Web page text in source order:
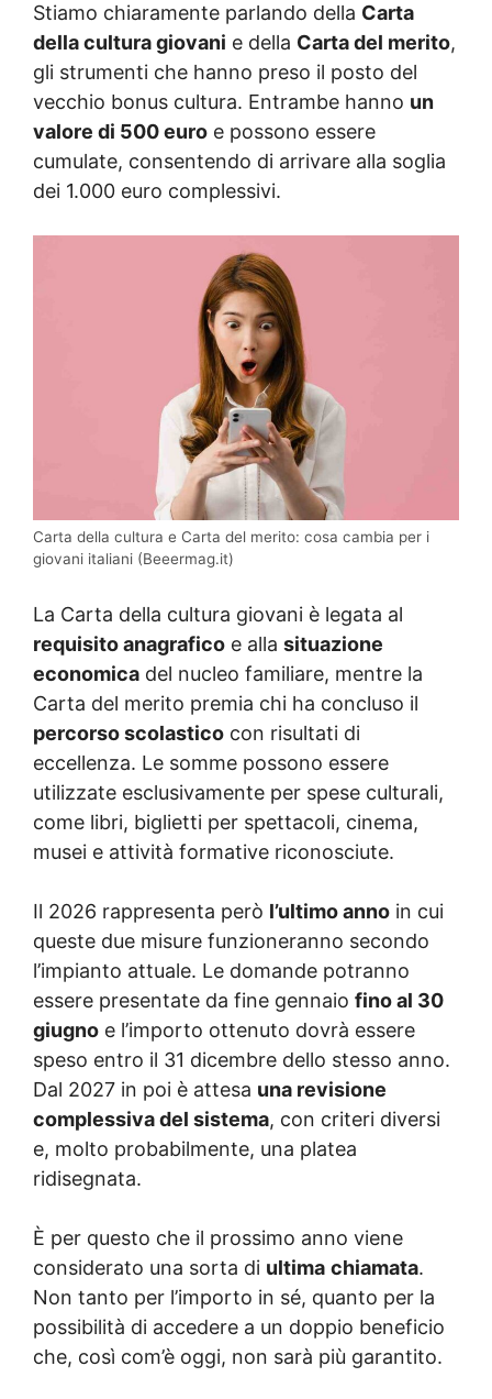
Stiamo chiaramente parlando della Carta
della cultura giovani e della Carta del merito,
gli strumenti che hanno preso il posto del
vecchio bonus cultura. Entrambe hanno un
valore di 500 euro e possono essere
cumulate, consentendo di arrivare alla soglia
dei 1.000 euro complessivi.
Carta della cultura e Carta del merito: cosa cambia per i
giovani italiani (Beeermag.it)
La Carta della cultura giovani è legata al
requisito anagrafico e alla situazione
economica del nucleo familiare, mentre la
Carta del merito premia chi ha concluso il
percorso scolastico con risultati di
eccellenza. Le somme possono essere
utilizzate esclusivamente per spese culturali,
come libri, biglietti per spettacoli, cinema,
musei e attività formative riconosciute.
Il 2026 rappresenta però l’ultimo anno in cui
queste due misure funzioneranno secondo
l’impianto attuale. Le domande potranno
essere presentate da fine gennaio fino al 30
giugno e l’importo ottenuto dovrà essere
speso entro il 31 dicembre dello stesso anno.
Dal 2027 in poi è attesa una revisione
complessiva del sistema, con criteri diversi
e, molto probabilmente, una platea
ridisegnata.
È per questo che il prossimo anno viene
considerato una sorta di ultima chiamata.
Non tanto per l’importo in sé, quanto per la
possibilità di accedere a un doppio beneficio
che, così com’è oggi, non sarà più garantito.